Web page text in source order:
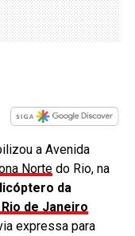
a Avenida
Nortedo Rio, na
da
de Janeiro
expressa para